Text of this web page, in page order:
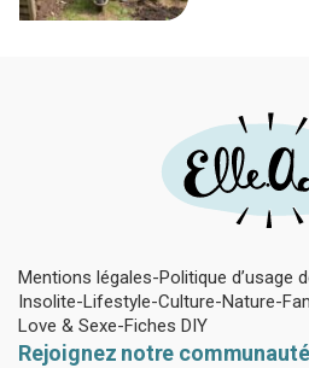
Mentions légales Politique d’usage
Insolite Lifestyle Culture Nature
Love & Sexe Fiches DIY
Rejoignez notre